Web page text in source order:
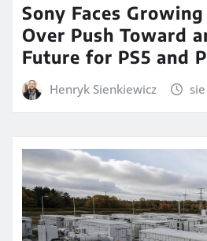
Sony Faces
Over Push Toward
Future for PS5 and
Henryk Sienkiewicz